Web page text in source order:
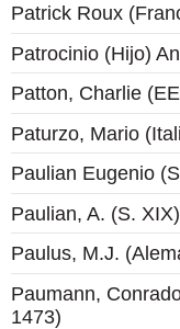
Patrick Roux
Patrocinio (Hijo)
Patton, Charlie
Paturzo, Mario
Paulian Eugenio
Paulian, A. (S. XIX)
Paulus, M.J.
Paumann,
1473)